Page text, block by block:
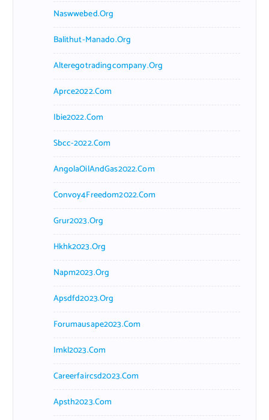
Naswwebed.org
Balithut-Manado.org
Alteregotradingcompany.org
Aprce2022.com
Ibie2022.com
Sbcc-2022.com
AngolaOilAndGas2022.com
Convoy4Freedom2022.com
Grur2023.org
Hkhk2023.org
Napm2023.org
Apsdfd2023.org
Forumausape2023.com
Imkl2023.com
Careerfaircsd2023.com
Apsth2023.com